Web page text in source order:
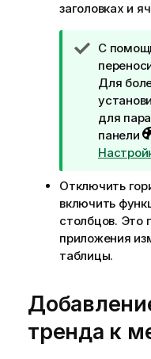
заголовках и
П
р
и
м
е
ч
а
и
е
к
п
о
к
а
з
С
Для
для
панели
Отключить
включить
столбцов. Это
приложения
таблицы.
тренда к